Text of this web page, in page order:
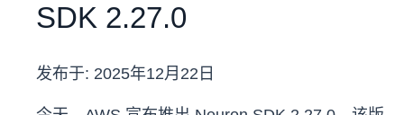
SDK 2.27.0
发布于: 2025年12月22日